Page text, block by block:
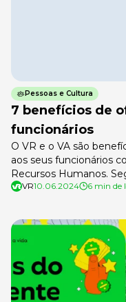
Pessoas e Cultura
7 benefícios de
funcionários
O VR e o VA são
aos seus funcionários
Recursos Humanos.
consultoria Robert
candidatos por […]
VR10.06.2024 6 min de